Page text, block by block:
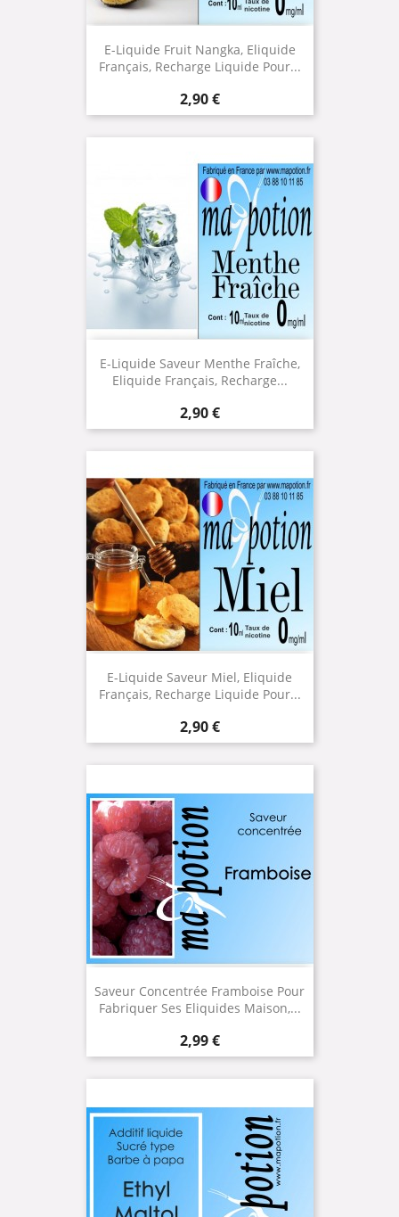
E-Liquide Fruit Nangka, Eliquide
Français, Recharge Liquide Pour...
Prix
2,90 €
E-Liquide Saveur Menthe Fraîche,
Eliquide Français, Recharge...
Prix
2,90 €
E-Liquide Saveur Miel, Eliquide
Français, Recharge Liquide Pour...
Prix
2,90 €
Saveur Concentrée Framboise Pour
Fabriquer Ses Eliquides Maison,...
Prix
2,99 €